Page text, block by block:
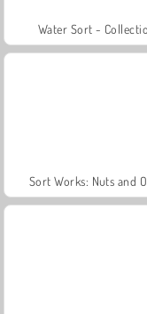
Water Sort -
Sort Works: Nuts and